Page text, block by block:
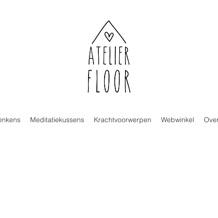
Meditatiekussens Krachtvoorwerpen Webwinkel